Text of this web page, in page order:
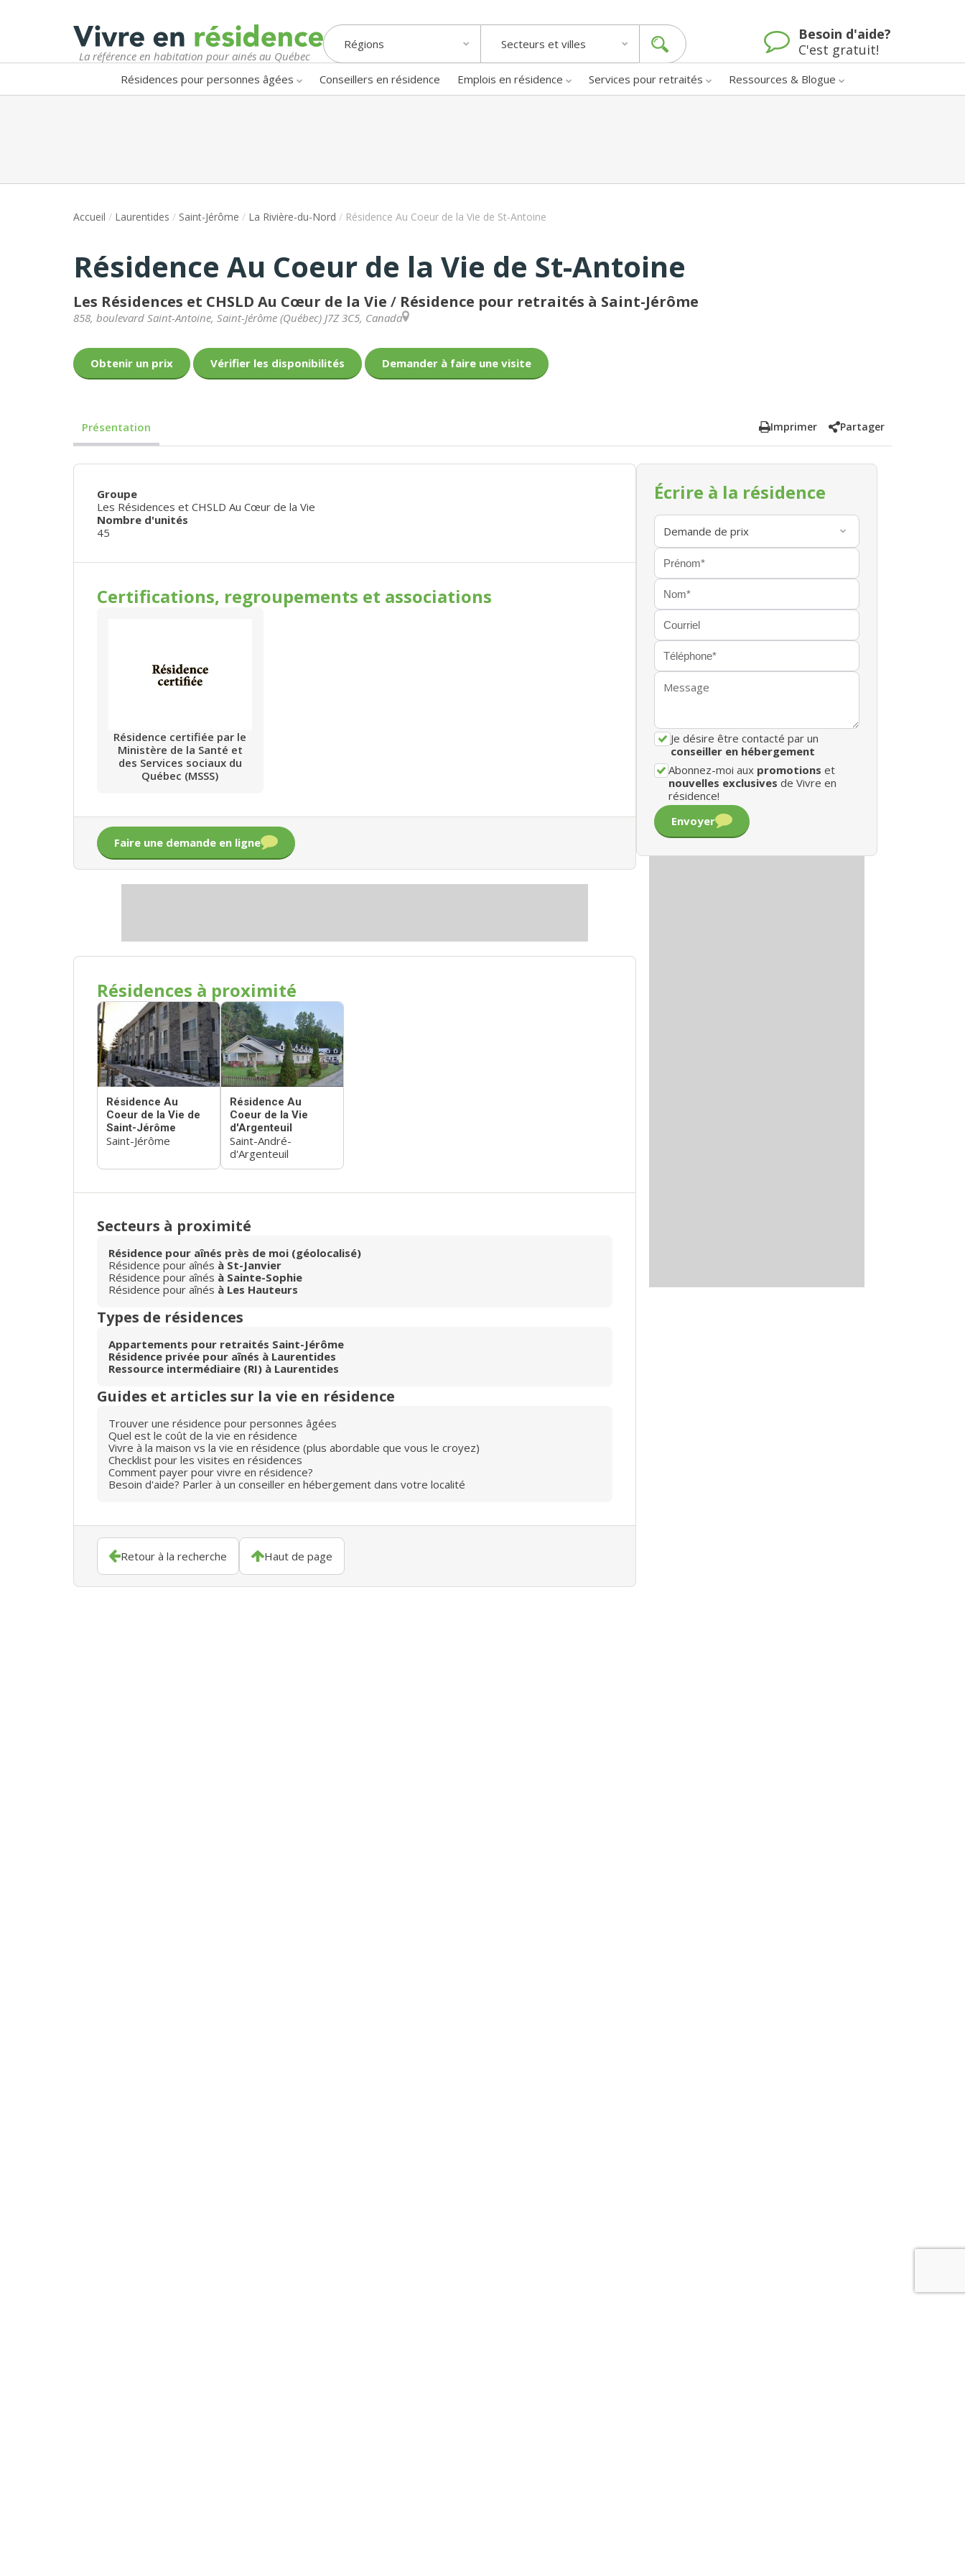
La référence en habitation pour ainés au Québec
Régions Secteurs et villes
Besoin d'aide?
C'est gratuit!
Résidences pour personnes âgées Conseillers en résidence Emplois en résidence Services pour retraités Ressources & Blogue
Accueil / Laurentides / Saint-Jérôme / La Rivière-du-Nord / Résidence Au Coeur de la Vie de St-Antoine
Résidence Au Coeur de la Vie de St-Antoine
Les Résidences et CHSLD Au Cœur de la Vie / Résidence pour retraités à Saint-Jérôme
858, boulevard Saint-Antoine, Saint-Jérôme (Québec) J7Z 3C5, Canada
Obtenir un prix Vérifier les disponibilités Demander à faire une visite
Présentation Imprimer Partager
Groupe
Les Résidences et CHSLD Au Cœur de la Vie
Nombre d'unités
45
Certifications, regroupements et associations
Résidence certifiée par le
Ministère de la Santé et
des Services sociaux du
Québec (MSSS)
Faire une demande en ligne
Résidences à proximité
Résidence Au
Coeur de la Vie de
Saint-Jérôme
Saint-Jérôme
Résidence Au
Coeur de la Vie
d'Argenteuil
Saint-André-
d'Argenteuil
Secteurs à proximité
Résidence pour aînés près de moi (géolocalisé)
Résidence pour aînés à St-Janvier
Résidence pour aînés à Sainte-Sophie
Résidence pour aînés à Les Hauteurs
Types de résidences
Appartements pour retraités Saint-Jérôme
Résidence privée pour aînés à Laurentides
Ressource intermédiaire (RI) à Laurentides
Guides et articles sur la vie en résidence
Trouver une résidence pour personnes âgées
Quel est le coût de la vie en résidence
Vivre à la maison vs la vie en résidence (plus abordable que vous le croyez)
Checklist pour les visites en résidences
Comment payer pour vivre en résidence?
Besoin d'aide? Parler à un conseiller en hébergement dans votre localité
Retour à la recherche Haut de page
Écrire à la résidence
Je désire être contacté par un
conseiller en hébergement
Abonnez-moi aux promotions et
nouvelles exclusives de Vivre en
résidence!
Envoyer